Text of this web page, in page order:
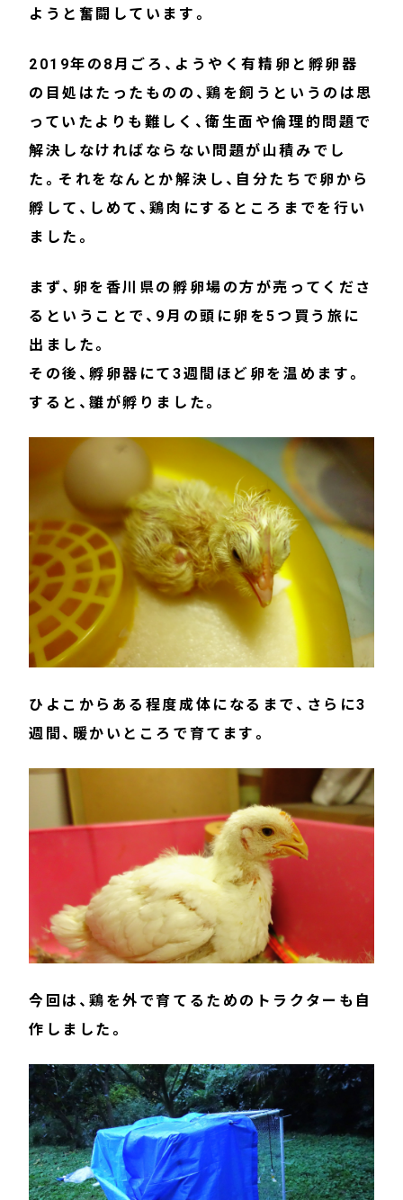
ようと奮闘しています。
2019年の8月ごろ、ようやく有精卵と孵卵器
の目処はたったものの、鶏を飼うというのは思
っていたよりも難しく、衛生面や倫理的問題で
解決しなければならない問題が山積みでし
た。それをなんとか解決し、自分たちで卵から
孵して、しめて、鶏肉にするところまでを行い
ました。
まず、卵を香川県の孵卵場の方が売ってくださ
るということで、9月の頭に卵を5つ買う旅に
出ました。
その後、孵卵器にて3週間ほど卵を温めます。
すると、雛が孵りました。
ひよこからある程度成体になるまで、さらに3
週間、暖かいところで育てます。
今回は、鶏を外で育てるためのトラクターも自
作しました。